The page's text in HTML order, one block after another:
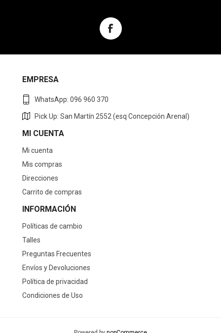
EMPRESA
WhatsApp: 096 960 370
Pick Up: San Martín 2552 (esq Concepción Arenal)
MI CUENTA
Mi cuenta
Mis compras
Direcciones
Carrito de compras
INFORMACIÓN
Políticas de cambio
Talles
Preguntas Frecuentes
Envíos y Devoluciones
Política de privacidad
Condiciones de Uso